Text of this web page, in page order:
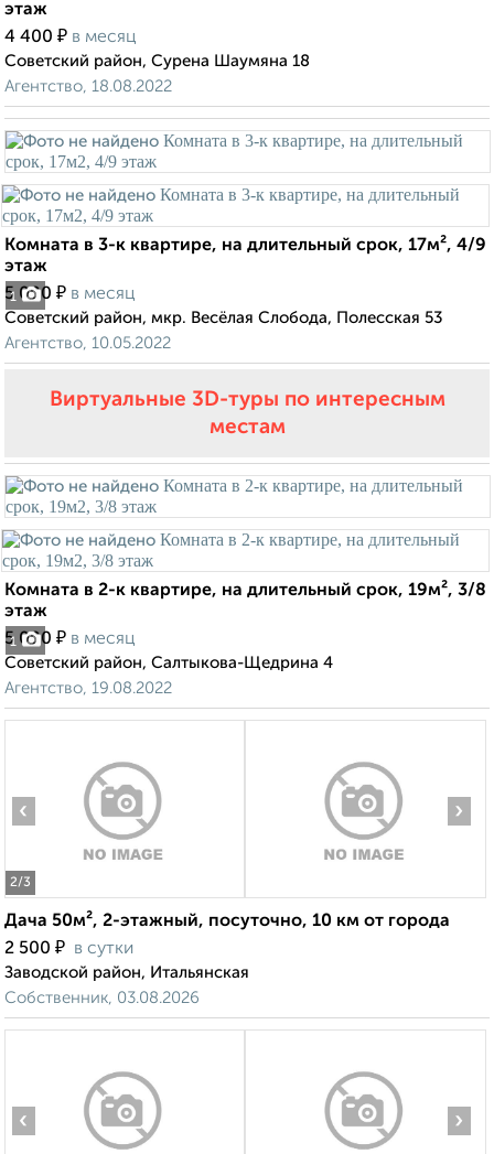
этаж
4 400 ₽ в месяц
Советский район, Сурена Шаумяна 18
Агентство, 18.08.2022
1
Комната в 3-к квартире, на длительный срок, 17м², 4/9
этаж
5 000 ₽ в месяц
Советский район, мкр. Весёлая Слобода, Полесская 53
Агентство, 10.05.2022
Виртуальные 3D-туры по интересным
местам
1
Комната в 2-к квартире, на длительный срок, 19м², 3/8
этаж
5 000 ₽ в месяц
Советский район, Салтыкова-Щедрина 4
Агентство, 19.08.2022
2/3
‹ ›
Дача 50м², 2-этажный, посуточно, 10 км от города
2 500 ₽ в сутки
Заводской район, Итальянская
Собственник, 03.08.2026
‹ ›